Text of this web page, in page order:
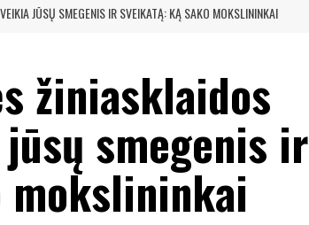
JŪSŲ SMEGENIS IR SVEIKATĄ: KĄ SAKO MOKSLININKAI
žiniasklaidos
smegenis ir
mokslininkai